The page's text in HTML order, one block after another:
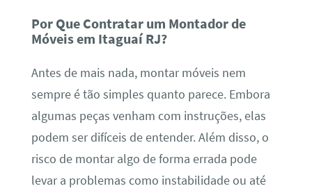
Por Que Contratar um Montador de
Móveis em Itaguaí RJ?
Antes de mais nada, montar móveis nem
sempre é tão simples quanto parece. Embora
algumas peças venham com instruções, elas
podem ser difíceis de entender. Além disso, o
risco de montar algo de forma errada pode
levar a problemas como instabilidade ou até